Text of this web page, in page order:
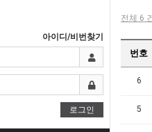
아이디/비번찾기
로그인
전체 6
번호
6
5